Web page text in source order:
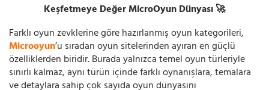
Keşfetmeye Değer MicroOyun Dünyası 🚀
Farklı oyun zevklerine göre hazırlanmış oyun kategorileri,
Microoyun’u sıradan oyun sitelerinden ayıran en güçlü
özelliklerden biridir. Burada yalnızca temel oyun türleriyle
sınırlı kalmaz, aynı türün içinde farklı oynanışlara, temalara
ve detaylara sahip çok sayıda oyun dünyasını